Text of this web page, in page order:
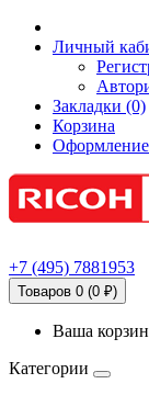
Личный
Закладки (0)
Корзина
Оформление
+7 (495) 7881953
Товаров 0 (0 ₽)
Ваша
Категории